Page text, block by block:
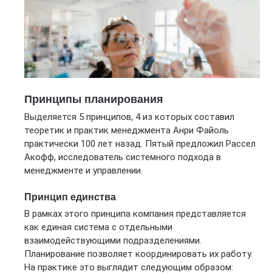
Принципы планирования
Выделяется 5 принципов, 4 из которых составил
теоретик и практик менеджмента Анри Файоль
практически 100 лет назад. Пятый предложил Рассел
Акофф, исследователь системного подхода в
менеджменте и управлении.
Принцип единства
В рамках этого принципа компания представляется
как единая система с отдельными
взаимодействующими подразделениями.
Планирование позволяет координировать их работу.
На практике это выглядит следующим образом: